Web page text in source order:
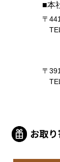
■本
〒
〒